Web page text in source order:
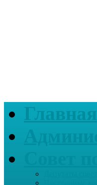
Главная